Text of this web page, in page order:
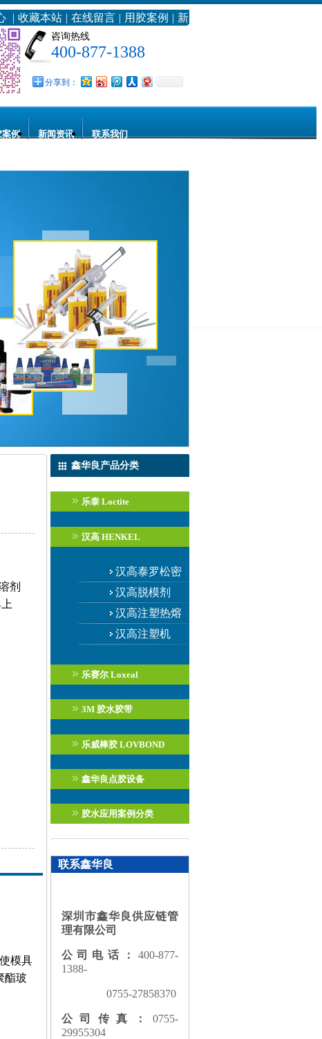
| 收藏本站 | 在线留言 | 用胶案例 | 新
浪微博
咨询热线
400-877-1388
分享到：
案例 新闻资讯 联系我们
鑫华良产品分类
乐泰 Loctite
汉高 HENKEL
汉高泰罗松密
封胶
汉高脱模剂
汉高注塑热熔
胶
汉高注塑机
乐赛尔 Loxeal
3M 胶水胶带
乐威棒胶 LOVBOND
鑫华良点胶设备
胶水应用案例分类
联系鑫华良
深圳市鑫华良供应链管
理有限公司
公司电话： 400-877-
1388-
0755-27858370
公司传真： 0755-
29955304
剂
模具
酯玻